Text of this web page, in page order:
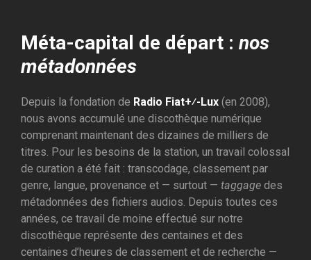
Méta-capital de départ : nos
métadonnées
Depuis la fondation de Radio Fiat+⁄-Lux (en 2008),
nous avons accumulé une discothèque numérique
comprenant maintenant des dizaines de milliers de
titres. Pour les besoins de la station, un travail colossal
de curation a été fait : transcodage, classement par
genre, langue, provenance et — surtout — taggage des
métadonnées des fichiers audios. Depuis toutes ces
années, ce travail de moine effectué sur notre
discothèque représente des centaines et des
centaines d’heures de classement et de recherche —